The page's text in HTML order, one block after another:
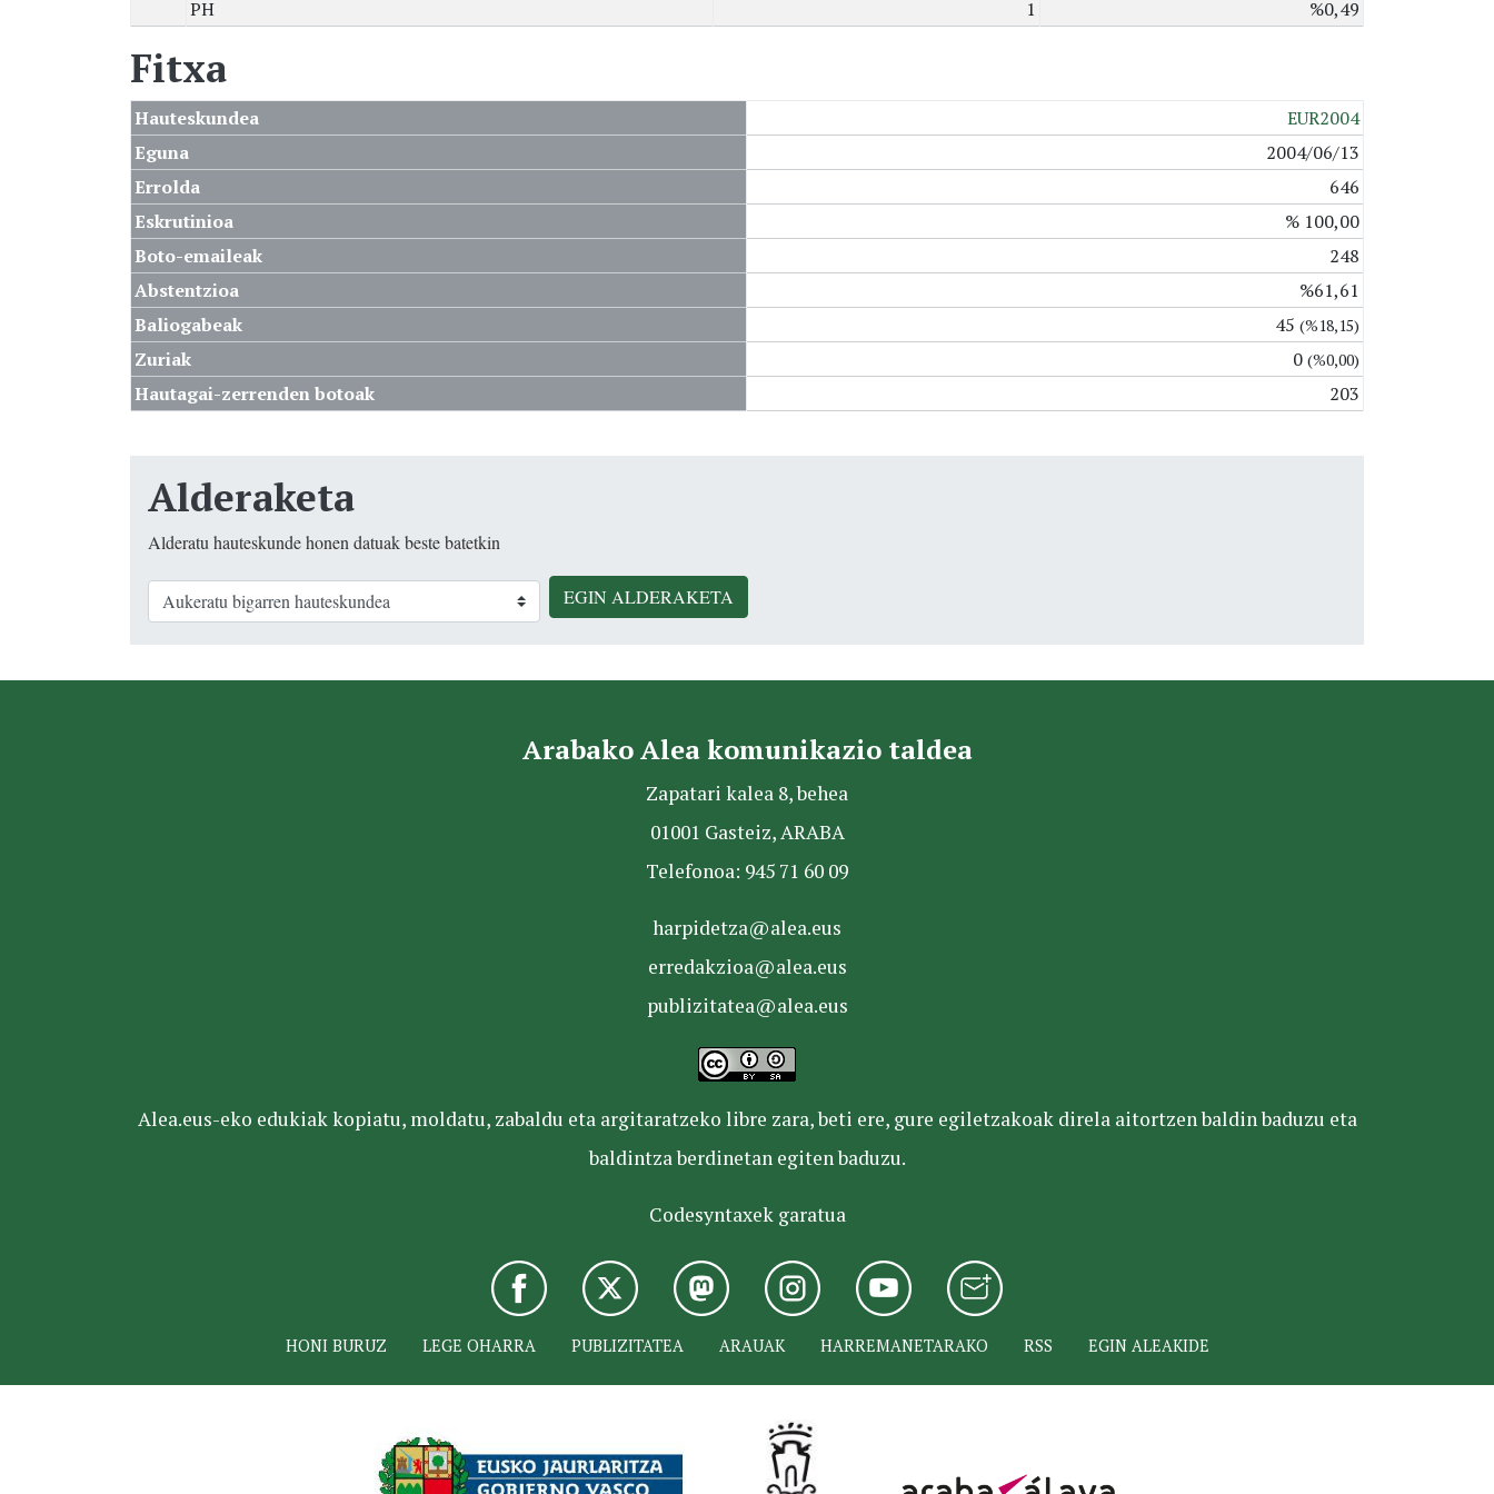
PH
1 %0,49
Fitxa
Hauteskundea
EUR2004
Eguna
2004/06/13
Errolda
646
Eskrutinioa
% 100,00
Boto-emaileak
248
Abstentzioa
%61,61
Baliogabeak
45 (%18,15)
Zuriak 0 (%0,00)
Hautagai-zerrenden botoak 203
Alderaketa
Alderatu hauteskunde honen datuak beste batetkin
EGIN ALDERAKETA
Arabako Alea komunikazio taldea
Zapatari kalea 8, behea
01001 Gasteiz, ARABA
Telefonoa: 945 71 60 09
harpidetza@alea.eus
erredakzioa@alea.eus
publizitatea@alea.eus
Alea.eus-eko edukiak kopiatu, moldatu, zabaldu eta argitaratzeko libre zara, beti ere, gure egiletzakoak direla aitortzen baldin baduzu eta
baldintza berdinetan egiten baduzu.
Codesyntaxek garatua
HONI BURUZ LEGE OHARRA PUBLIZITATEA ARAUAK HARREMANETARAKO RSS EGIN ALEAKIDE